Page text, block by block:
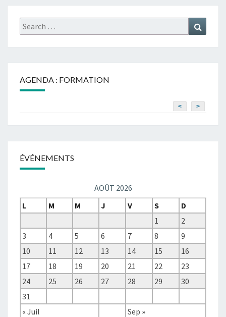
Search
for:
AGENDA : FORMATION
< >
ÉVÉNEMENTS
AOÛT 2026
L
M M J V S
D
1
2
3
4 5 6 7 8
9
10
11 12 13 14 15
16
17
18 19 20 21 22
23
24
25 26 27 28 29
30
31
« Juil
Sep »